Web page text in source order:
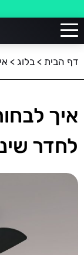
דף הבית > בלוג >
איך
לחדר